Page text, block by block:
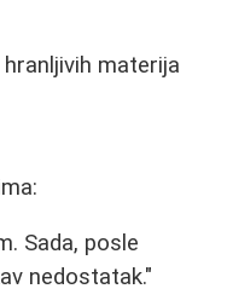
materija
Sada, posle
nedostatak."